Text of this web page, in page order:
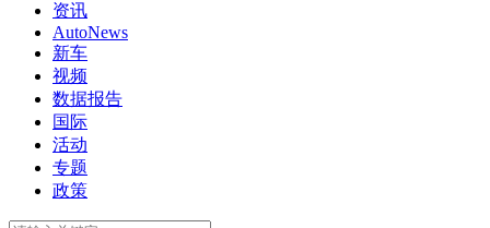
资讯
AutoNews
新车
视频
数据报告
国际
活动
专题
政策